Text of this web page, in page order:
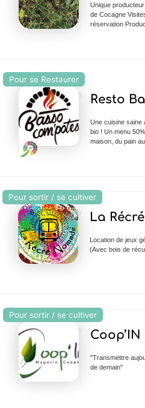
Unique
de Cocagne
réservation
Pour se Restaurer
Resto
Une cuisine saine
bio ! Un menu
maison, du pain
Pour sortir / se cultiver
La
Location de jeux
(Avec bois de
Pour sortir / se cultiver
Coop’IN
"Transmettre
de demain"